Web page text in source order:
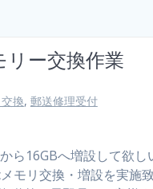
リー交換作業
換, 郵送修理受付
ら16GBへ増設して欲し
モリ交換・増設を実施